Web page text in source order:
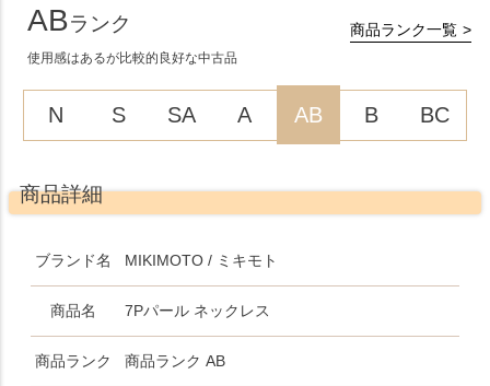
ABランク
使用感はあるが比較的良好な中古品
商品ランク一覧
N S SA A AB B BC
商品詳細
ブランド名 MIKIMOTO / ミキモト
商品名 7Pパール ネックレス
商品ランク 商品ランク AB